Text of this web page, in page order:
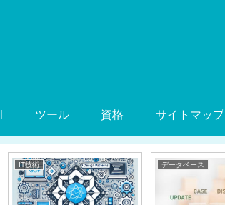
ツール 資格 サイトマップ
IT技術 データベース